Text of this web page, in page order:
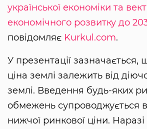
української економіки та
економічного розвитку до
повідомляє Kurkul.com.
У презентації зазначається,
ціна землі залежить від
землі. Введення будь-яких
обмежень супроводжується
нижчої ринкової ціни.